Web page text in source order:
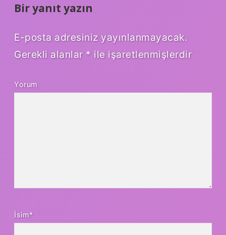
Bir yanıt yazın
E-posta adresiniz yayınlanmayacak.
Gerekli alanlar * ile işaretlenmişlerdir
Yorum
İsim*